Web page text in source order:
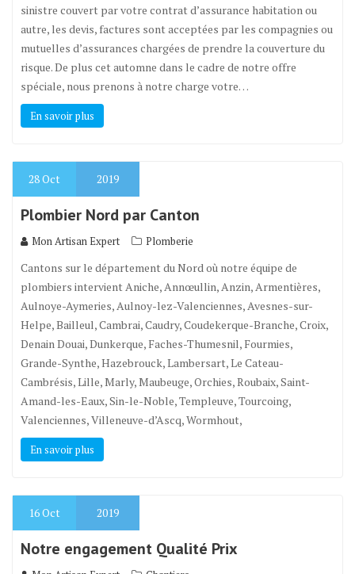
sinistre couvert par votre contrat d’assurance habitation ou
autre, les devis, factures sont acceptées par les compagnies ou
mutuelles d’assurances chargées de prendre la couverture du
risque. De plus cet automne dans le cadre de notre offre
spéciale, nous prenons à notre charge votre…
En savoir plus
28Oct 2019
Plombier Nord par Canton
Mon Artisan Expert Plomberie
Cantons sur le département du Nord où notre équipe de
plombiers intervient Aniche, Annœullin, Anzin, Armentières,
Aulnoye-Aymeries, Aulnoy-lez-Valenciennes, Avesnes-sur-
Helpe, Bailleul, Cambrai, Caudry, Coudekerque-Branche, Croix,
Denain Douai, Dunkerque, Faches-Thumesnil, Fourmies,
Grande-Synthe, Hazebrouck, Lambersart, Le Cateau-
Cambrésis, Lille, Marly, Maubeuge, Orchies, Roubaix, Saint-
Amand-les-Eaux, Sin-le-Noble, Templeuve, Tourcoing,
Valenciennes, Villeneuve-d’Ascq, Wormhout,
En savoir plus
16Oct 2019
Notre engagement Qualité Prix